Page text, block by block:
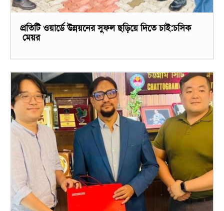
প্রতিটি ওয়ার্ডে উন্নয়নের সুফল ছড়িয়ে দিতে চাই:চসিক
মেয়র